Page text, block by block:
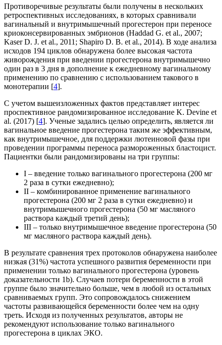
Противоречивые результаты были получены в нескольких
ретроспективных исследованиях, в которых сравнивали
вагинальный и внутримышечный прогестерон при переносе
криоконсервированных эмбрионов (Haddad G. et al., 2007;
Kaser D. J. et al., 2011; Shapiro D. B. et al., 2014). В ходе анализа
исходов 194 циклов обнаружена более высокая частота
живорождения при введении прогестерона внутримышечно
один раз в 3 дня в дополнение к ежедневному вагинальному
применению по сравнению с использованием такового в
монотерапии [4].
С учетом вышеизложенных фактов представляет интерес
проспективное рандомизированное ис­следование K. Devine et
al. (2017) [4]. Ученые задались целью определить, является ли
вагинальное введение прогестерона таким же эффективным,
как внутримышечное, для поддержки лютеиновой фазы при
проведении программы переноса размороженных бластоцист.
Пациентки были рандомизированы на три группы:
І – введение только вагинального прогестерона (200 мг
2 раза в сутки ежедневно);
ІІ – комбинированное применение вагинального
прогестерона (200 мг 2 раза в сутки ежедневно) и
внутримышечного прогестерона (50 мг масляного
раствора каждый третий день);
ІІІ – только внутримышечное введение прогестерона (50
мг масляного раствора каждый день).
В результате сравнения трех протоколов обнаружена наиболее
низкая (31%) частота успешного развития беременности при
применении только вагинального прогестерона (уровень
доказательности 1b). Случаев потери беременности в этой
группе было значительно больше, чем в любой из остальных
сравниваемых групп. Это сопровождалось снижением
частоты развивающейся беременности более чем на одну
треть. Исходя из полученных результатов, авторы не
рекомендуют использование только вагинального
прогестерона в циклах ЭКО.